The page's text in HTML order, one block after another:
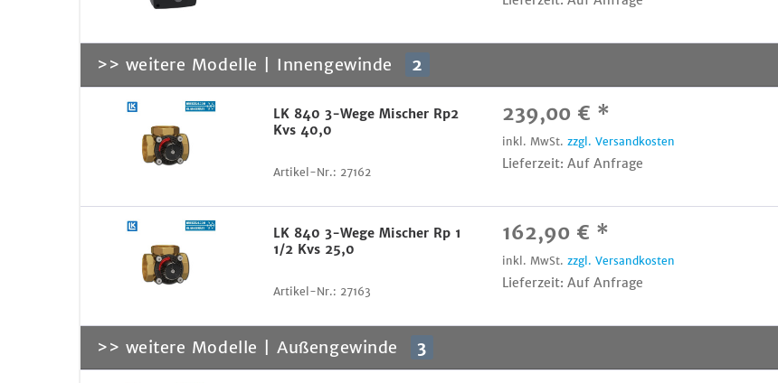
>> weitere Modelle | Innengewinde 2
LK 840 3-Wege Mischer Rp2
Kvs 40,0
Artikel-Nr.: 27162
239,00 € *
inkl. MwSt.zzgl. Versandkosten
Lieferzeit: Auf Anfrage
LK 840 3-Wege Mischer Rp 1
1/2 Kvs 25,0
Artikel-Nr.: 27163
162,90 € *
inkl. MwSt.zzgl. Versandkosten
Lieferzeit: Auf Anfrage
>> weitere Modelle | Außengewinde 3